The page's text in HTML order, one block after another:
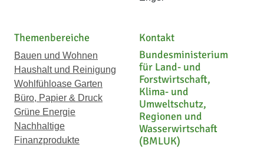
Themenbereiche
Bauen und Wohnen
Haushalt und Reinigung
Wohlfühloase Garten
Büro, Papier & Druck
Grüne Energie
Nachhaltige
Finanzprodukte
Kontakt
Bundesministerium
für Land- und
Forstwirtschaft,
Klima- und
Umweltschutz,
Regionen und
Wasserwirtschaft
(BMLUK)